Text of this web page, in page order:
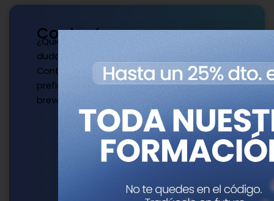
Contacto
¿Quieres publicar con nosotros? ¿Tienes
dudas?
Contacta con nosotros de la manera que
prefieras y te responderemos a la mayor
brevedad.
Escríbenos